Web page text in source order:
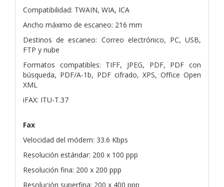
Compatibilidad: TWAIN, WIA, ICA
Ancho máximo de escaneo: 216 mm
Destinos de escaneo: Correo electrónico, PC, USB,
FTP y nube
Formatos compatibles: TIFF, JPEG, PDF, PDF con
búsqueda, PDF/A-1b, PDF cifrado, XPS, Office Open
XML
iFAX: ITU-T.37
Fax
Velocidad del módem: 33.6 Kbps
Resolución estándar: 200 x 100 ppp
Resolución fina: 200 x 200 ppp
Resolución superfina: 200 x 400 ppp